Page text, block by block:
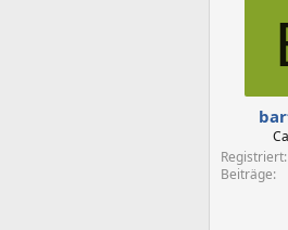
Registriert
Beiträge